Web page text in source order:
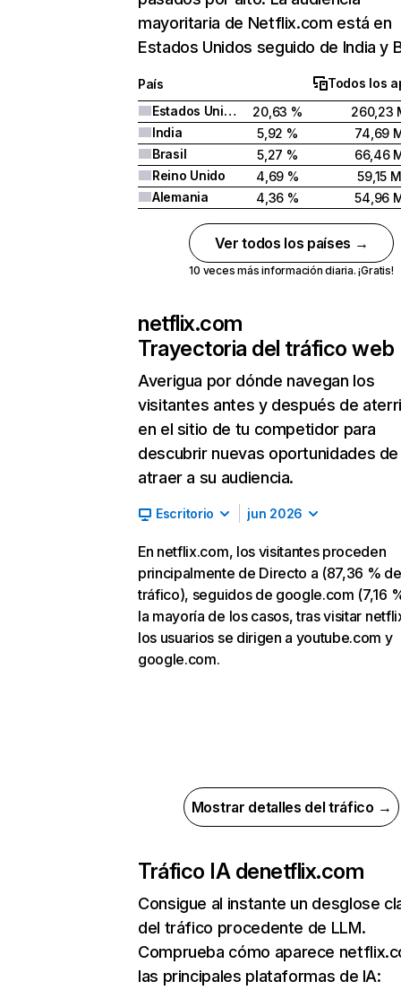
mayoritaria de Netflix.com está en
Estados Unidos seguido de India y
País
Todos los
Estados Unidos
20,63 %
260,23
India
5,92 %
74,69
Brasil
5,27 %
66,46
Reino Unido
4,69 %
59,15 M
Alemania
4,36 % 54,96
Ver todos los países →
10 veces más información diaria. ¡Gratis!
netflix.com
Trayectoria del tráfico web
Averigua por dónde navegan los
visitantes antes y después de
en el sitio de tu competidor para
descubrir nuevas oportunidades de
atraer a su audiencia.
Escritorio jun 2026
En netflix.com, los visitantes proceden
principalmente de Directo a (87,36 % de
tráfico), seguidos de google.com (7,16
la mayoría de los casos, tras visitar
los usuarios se dirigen a youtube.com y
google.com.
Mostrar detalles del tráfico →
Tráfico IA denetflix.com
Consigue al instante un desglose
del tráfico procedente de LLM.
Comprueba cómo aparece
las principales plataformas de IA: